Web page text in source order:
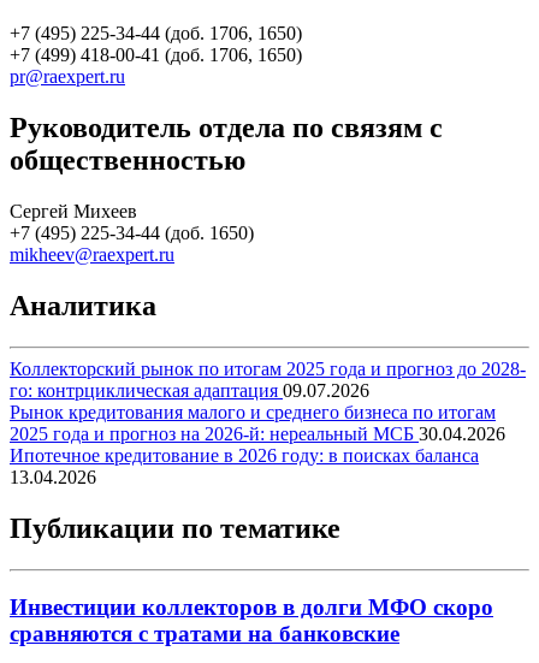
+7 (495) 225-34-44 (доб. 1706, 1650)
+7 (499) 418-00-41 (доб. 1706, 1650)
pr@raexpert.ru
Руководитель отдела по связям с
общественностью
Сергей Михеев
+7 (495) 225-34-44 (доб. 1650)
mikheev@raexpert.ru
Аналитика
Коллекторский рынок по итогам 2025 года и прогноз до 2028-
го: контрциклическая адаптация 09.07.2026
Рынок кредитования малого и среднего бизнеса по итогам
2025 года и прогноз на 2026-й: нереальный МСБ 30.04.2026
Ипотечное кредитование в 2026 году: в поисках баланса
13.04.2026
Публикации по тематике
Инвестиции коллекторов в долги МФО скоро
сравняются с тратами на банковские